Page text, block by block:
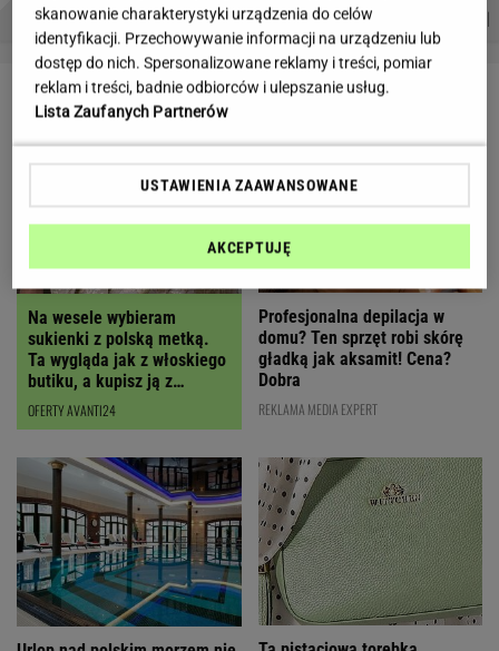
PROBLEMY POLSKICH SIATKARZY ZNAK Z '30' WISŁAWA SZYMBORSKA
LETNIE OKAZJE
Na wesele wybieram
sukienki z polską metką.
Ta wygląda jak z włoskiego
butiku, a kupisz ją z
RABATEM
OFERTY AVANTI24
Profesjonalna depilacja w
domu? Ten sprzęt robi skórę
gładką jak aksamit! Cena?
Dobra
REKLAMA MEDIA EXPERT
skanowanie charakterystyki urządzenia do celów
identyfikacji. Przechowywanie informacji na urządzeniu lub
dostęp do nich. Spersonalizowane reklamy i treści, pomiar
reklam i treści, badnie odbiorców i ulepszanie usług.
Lista Zaufanych Partnerów
USTAWIENIA ZAAWANSOWANE
AKCEPTUJĘ